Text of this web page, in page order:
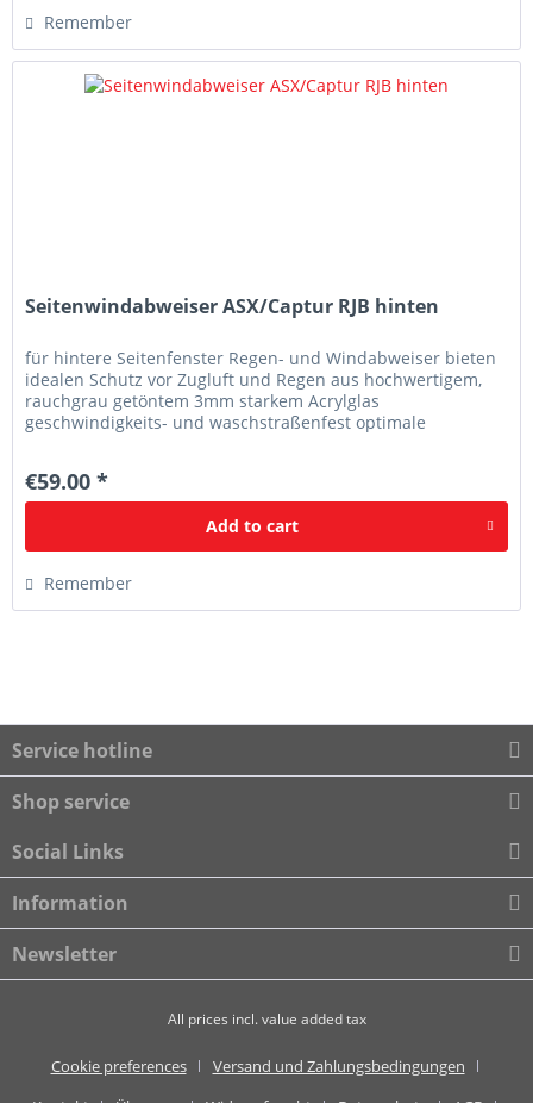
Remember
Seitenwindabweiser ASX/Captur RJB hinten
für hintere Seitenfenster Regen- und Windabweiser bieten
idealen Schutz vor Zugluft und Regen aus hochwertigem,
rauchgrau getöntem 3mm starkem Acrylglas
geschwindigkeits- und waschstraßenfest optimale
€59.00 *
Add to cart
Remember
Service hotline
Shop service
Social Links
Information
Newsletter
All prices incl. value added tax
Cookie preferences
Versand und Zahlungsbedingungen